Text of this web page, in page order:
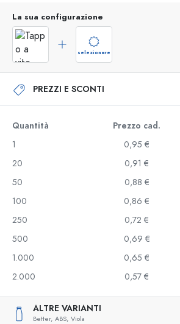
La sua configurazione
selezionare
PREZZI E SCONTI
Quantità Prezzo cad.
1
0,95 €
20
0,91 €
50
0,88 €
100
0,86 €
250
0,72 €
500
0,69 €
1.000
0,65 €
2.000
0,57 €
ALTRE VARIANTI
Better, ABS, Viola